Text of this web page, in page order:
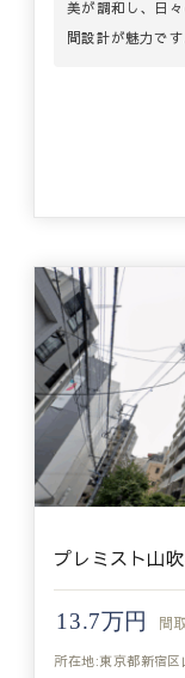
美が調和し、日
間設計が魅力です
プレミスト山
13.7万円 間
所在地:東京都新宿区